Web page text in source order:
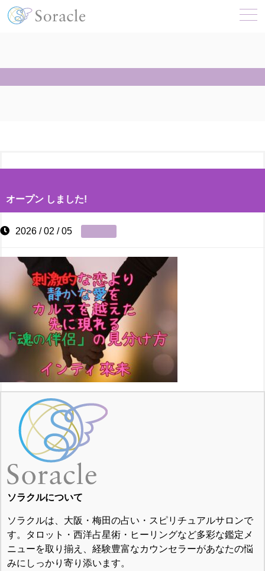
オープン しました!
2026 / 02 / 05
ソラクルについて
ソラクルは、大阪・梅田の占い・スピリチュアルサロンで
す。タロット・西洋占星術・ヒーリングなど多彩な鑑定メ
ニューを取り揃え、経験豊富なカウンセラーがあなたの悩
みにしっかり寄り添います。